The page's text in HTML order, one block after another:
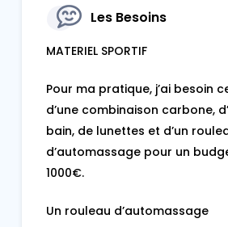
Les Besoins
MATERIEL SPORTIF
Pour ma pratique, j’ai besoin
d’une combinaison carbone,
bain, de lunettes et d’un
d’automassage pour un
1000€.
Un rouleau d’automassage